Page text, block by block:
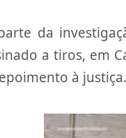
da
a tiros, em
à justiça.